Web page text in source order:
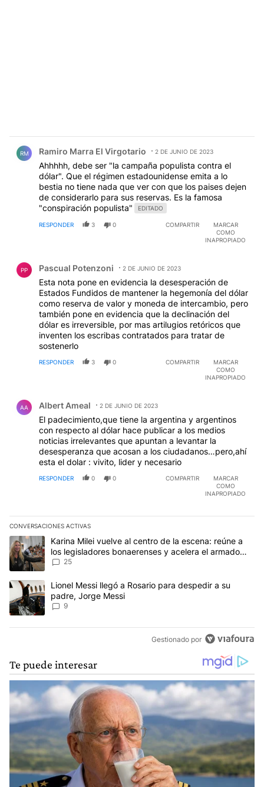
RM Ramiro Marra El Virgotario 2 DE JUNIO DE 2023
Ahhhhh, debe ser "la campaña populista contra el
dólar". Que el régimen estadounidense emita a lo
bestia no tiene nada que ver con que los paises dejen
de considerarlo para sus reservas. Es la famosa
"conspiración populista"
EDITADO
RESPONDER 3 0 COMPARTIR
MARCAR
COMO
INAPROPIADO
PP Pascual Potenzoni 2 DE JUNIO DE 2023
Esta nota pone en evidencia la desesperación de
Estados Fundidos de mantener la hegemonía del dólar
como reserva de valor y moneda de intercambio, pero
también pone en evidencia que la declinación del
dólar es irreversible, por mas artilugios retóricos que
inventen los escribas contratados para tratar de
sostenerlo
RESPONDER 3 0 COMPARTIR
MARCAR
COMO
INAPROPIADO
AA Albert Ameal 2 DE JUNIO DE 2023
El padecimiento,que tiene la argentina y argentinos
con respecto al dólar hace publicar a los medios
noticias irrelevantes que apuntan a levantar la
desesperanza que acosan a los ciudadanos…pero,ahí
esta el dolar : vivito, lider y necesario
RESPONDER 0 0 COMPARTIR
MARCAR
COMO
INAPROPIADO
CONVERSACIONES ACTIVAS
Este listado muestra los artículos con más comentarios en los
Un artículo de tendencia con el título "Karina Milei vuelve al
Karina Milei vuelve al centro de la escena: reúne a
los legisladores bonaerenses y acelera el armado
para 2027
25
Un artículo de tendencia con el título "Lionel Messi llegó a
Lionel Messi llegó a Rosario para despedir a su
padre, Jorge Messi
9
Gestionado por